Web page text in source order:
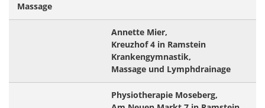
Massage
Annette Mier,
Kreuzhof 4 in Ramstein
Krankengymnastik,
Massage und Lymphdrainage
Physiotherapie Moseberg,